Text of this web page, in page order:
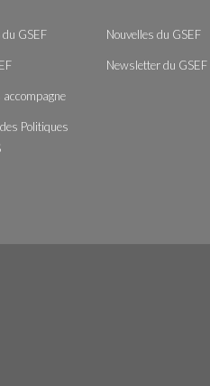
du GSEF
accompagne
Politiques
Nouvelles du GSEF
Newsletter du GSEF